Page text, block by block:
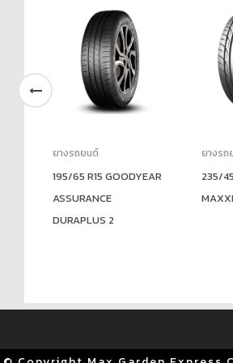
ยางรถยนต์
195/65 R15 GOODYEAR
ASSURANCE
DURAPLUS 2
ยางร
235/